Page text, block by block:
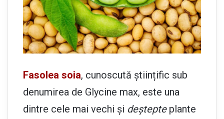
Fasolea soia, cunoscută științific sub
denumirea de Glycine max, este una
dintre cele mai vechi și deștepteplante